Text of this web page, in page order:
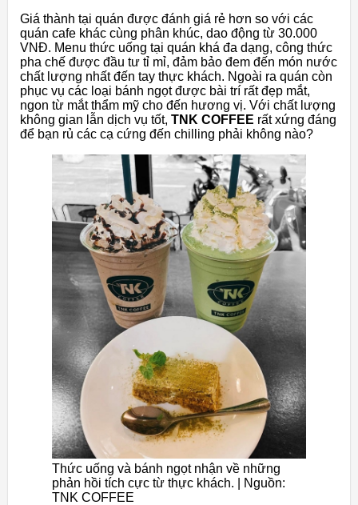
Giá thành tại quán được đánh giá rẻ hơn so với các
quán cafe khác cùng phân khúc, dao động từ 30.000
VNĐ. Menu thức uống tại quán khá đa dạng, công thức
pha chế được đầu tư tỉ mỉ, đảm bảo đem đến món nước
chất lượng nhất đến tay thực khách. Ngoài ra quán còn
phục vụ các loại bánh ngọt được bài trí rất đẹp mắt,
ngon từ mắt thẩm mỹ cho đến hương vị. Với chất lượng
không gian lẫn dịch vụ tốt, TNK COFFEE rất xứng đáng
để bạn rủ các cạ cứng đến chilling phải không nào?
Thức uống và bánh ngọt nhận về những
phản hồi tích cực từ thực khách. | Nguồn:
TNK COFFEE